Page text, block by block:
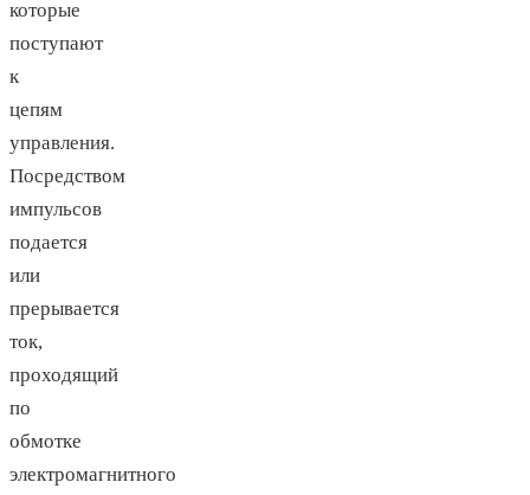
которые
поступают
к
цепям
управления.
Посредством
импульсов
подается
или
прерывается
ток,
проходящий
по
обмотке
электромагнитного